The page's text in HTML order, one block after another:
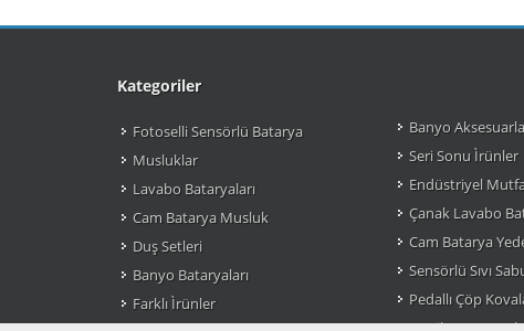
Kategoriler
Fotoselli Sensörlü Batarya
Musluklar
Lavabo Bataryaları
Cam Batarya Musluk
Duş Setleri
Banyo Bataryaları
Farklı Ìrünler
Banyo
Seri Sonu Ìrünler
Endüstriyel
Çanak Lavabo
Cam Batarya
Sensörlü Sıvı
Pedallı Çöp